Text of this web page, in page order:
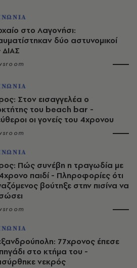
στο Λαγονήσι:
δύο αστυνομικοί
ΔΙΑΣ
Στον εισαγγελέα ο
του beach bar -
οι γονείς του 4χρονου
Πώς συνέβη η τραγωδία με
παιδί - Πληροφορίες ότι
βούτηξε στην πισίνα να
77χρονος έπεσε
στο κτήμα του -
νεκρός